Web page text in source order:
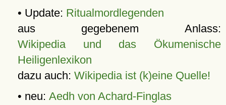
• Update: Ritualmordlegenden
aus gegebenem Anlass:
Wikipedia und das Ökumenische
Heiligenlexikon
dazu auch: Wikipedia ist (k)eine Quelle!
• neu: Aedh von Achard-Finglas